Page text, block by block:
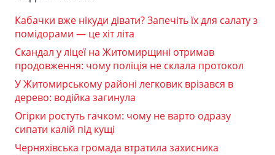
Кабачки вже нікуди дівати? Запечіть їх для салату з
помідорами — це хіт літа
Скандал у ліцеї на Житомирщині отримав
продовження: чому поліція не склала протокол
У Житомирському районі легковик врізався в
дерево: водійка загинула
Огірки ростуть гачком: чому не варто одразу
сипати калій під кущі
Черняхівська громада втратила захисника